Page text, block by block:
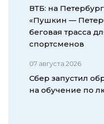
ВТБ: на
«Пушкин —
беговая трасса
спортсменов
07 августа 2026
Сбер запустил
на обучение по